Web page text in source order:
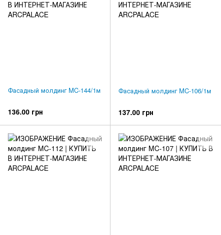
Фасадный молдинг MC-144/1м
136.00 грн
Фасадный молдинг MC-106/1м
137.00 грн